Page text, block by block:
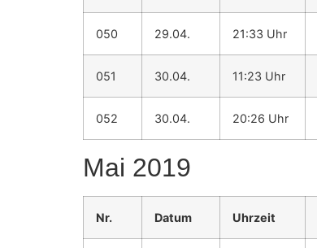
050 29.04. 21:33 Uhr
051 30.04. 11:23 Uhr
052 30.04. 20:26 Uhr
Mai 2019
Nr. Datum Uhrzeit